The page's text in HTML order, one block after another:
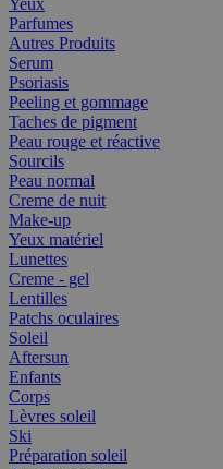
Yeux
Parfumes
Autres Produits
Serum
Psoriasis
Peeling et gommage
Taches de pigment
Peau rouge et réactive
Sourcils
Peau normal
Creme de nuit
Make-up
Yeux matériel
Lunettes
Creme - gel
Lentilles
Patchs oculaires
Soleil
Aftersun
Enfants
Corps
Lèvres soleil
Ski
Préparation soleil